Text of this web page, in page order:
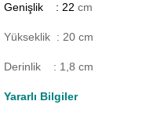
Genişlik : 22cm
Yükseklik : 20 cm
Derinlik : 1,8 cm
Yararlı Bilgiler